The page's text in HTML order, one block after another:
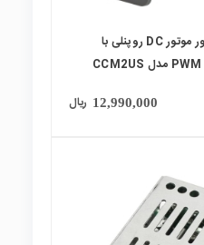
کنترلر دور موتور DC روپنلی با
12,990,000 ریال